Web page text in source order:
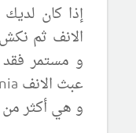
إذا كان
الانف ثم
و مستمر
عبث الانف
و هيأكثر